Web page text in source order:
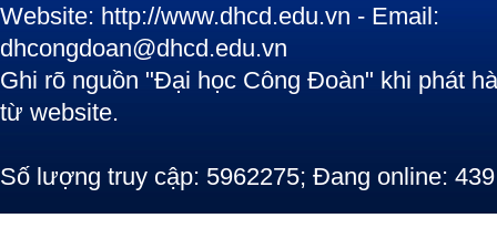
Website: http://www.dhcd.edu.vn - Email:
dhcongdoan@dhcd.edu.vn
Ghi rõ nguồn "Đại học Công Đoàn" khi phát
từ website.
Số lượng truy cập: 5962275; Đang online: 439